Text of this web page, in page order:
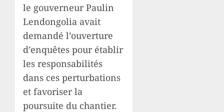
le gouverneur Paulin
Lendongolia avait
demandé l’ouverture
d’enquêtes pour établir
les responsabilités
dans ces perturbations
et favoriser la
poursuite du chantier.